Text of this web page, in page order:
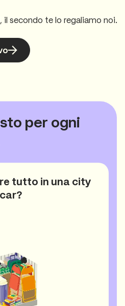
secondo te lo regaliamo noi.
per ogni
tutto in una city
car?